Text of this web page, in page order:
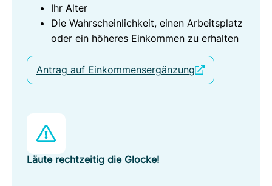
Ihr Alter
Die Wahrscheinlichkeit, einen Arbeitsplatz
oder ein höheres Einkommen zu erhalten
Antrag auf Einkommensergänzung
Läute rechtzeitig die Glocke!